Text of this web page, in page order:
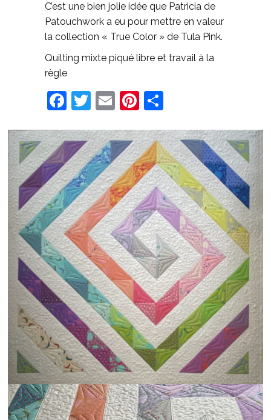
C’est une bien jolie idée que Patricia de
Patouchwork a eu pour mettre en valeur
la collection « True Color » de Tula Pink.
Quilting mixte piqué libre et travail à la
règle
Facebook
Twitter
EmailPinterest
Share